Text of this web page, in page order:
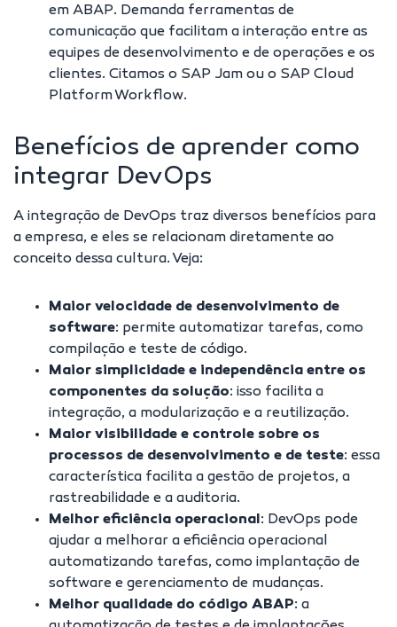
em ABAP. Demanda ferramentas de
comunicação que facilitam a interação entre as
equipes de desenvolvimento e de operações e os
clientes. Citamos o SAP Jam ou o SAP Cloud
Platform Workflow.
Benefícios de aprender como
integrar DevOps
A integração de DevOps traz diversos benefícios para
a empresa, e eles se relacionam diretamente ao
conceito dessa cultura. Veja:
Maior velocidade de desenvolvimento de
software: permite automatizar tarefas, como
compilação e teste de código.
Maior simplicidade e independência entre os
componentes da solução: isso facilita a
integração, a modularização e a reutilização.
Maior visibilidade e controle sobre os
processos de desenvolvimento e de teste: essa
característica facilita a gestão de projetos, a
rastreabilidade e a auditoria.
Melhor eficiência operacional: DevOps pode
ajudar a melhorar a eficiência operacional
automatizando tarefas, como implantação de
software e gerenciamento de mudanças.
Melhor qualidade do código ABAP: a